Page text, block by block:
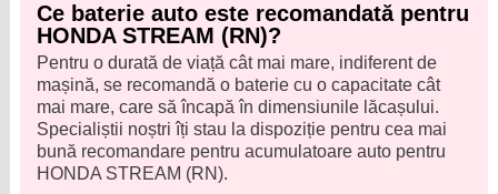
Ce baterie auto este recomandată pentru
HONDA STREAM (RN)?
Pentru o durată de viață cât mai mare, indiferent de
mașină, se recomandă o baterie cu o capacitate cât
mai mare, care să încapă în dimensiunile lăcașului.
Specialiștii noștri îți stau la dispoziție pentru cea mai
bună recomandare pentru acumulatoare auto pentru
HONDA STREAM (RN).